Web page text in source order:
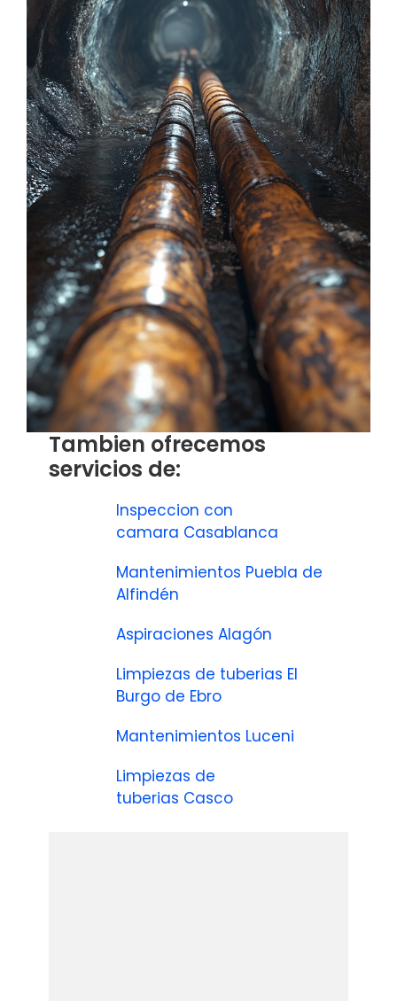
Tambien ofrecemos
servicios de:
Inspeccion con
camara Casablanca
Mantenimientos Puebla de
Alfindén
Aspiraciones Alagón
Limpiezas de tuberias El
Burgo de Ebro
Mantenimientos Luceni
Limpiezas de
tuberias Casco